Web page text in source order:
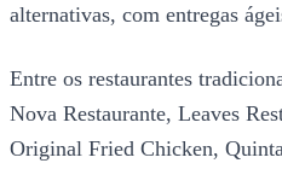
alternativas, com entregas
Entre os restaurantes
Nova Restaurante, Leaves
Original Fried Chicken,